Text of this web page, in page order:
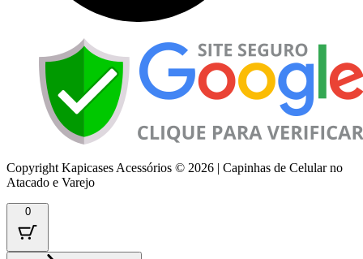
Copyright Kapicases Acessórios © 2026 | Capinhas de Celular no
Atacado e Varejo
0